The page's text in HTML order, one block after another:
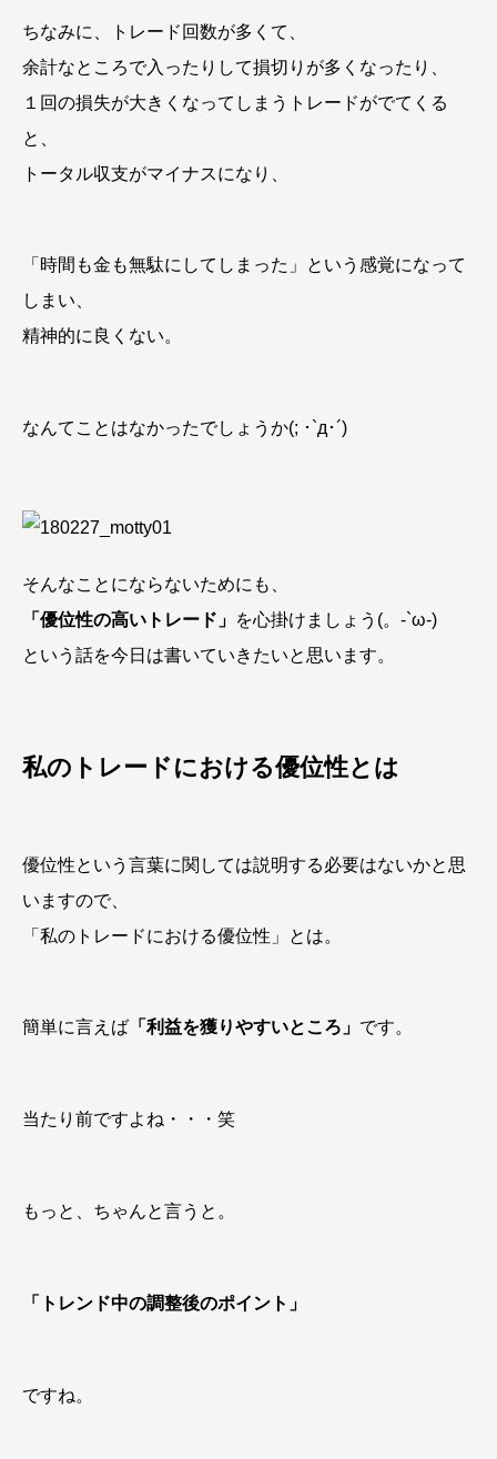
ちなみに、トレード回数が多くて、
余計なところで入ったりして損切りが多くなったり、
１回の損失が大きくなってしまうトレードがでてくる
と、
トータル収支がマイナスになり、
「時間も金も無駄にしてしまった」
という感覚になって
しまい、
精神的に良くない。
なんてことはなかったでしょうか(; ･`д･´)
そんなことにならないためにも、
「優位性の高いトレード」 を心掛けましょう(。-`ω-)
という話を今日は書いていきたいと思います。
私のトレードにおける優位性とは
優位性という言葉に関しては説明する必要はないかと思
いますので、
「私のトレードにおける優位性」
とは。
簡単に言えば 「利益を獲りやすいところ」 です。
当たり前ですよね・・・笑
もっと、ちゃんと言うと。
「トレンド中の調整後のポイント」
ですね。